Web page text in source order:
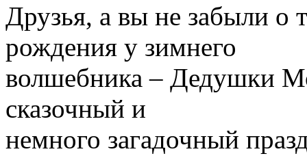
Друзья, а вы не забыли о
рождения у зимнего
волшебника – Дедушки
сказочный и
немного загадочный